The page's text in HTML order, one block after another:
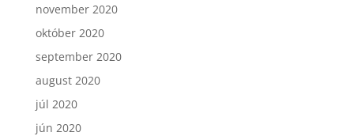
november 2020
október 2020
september 2020
august 2020
júl 2020
jún 2020